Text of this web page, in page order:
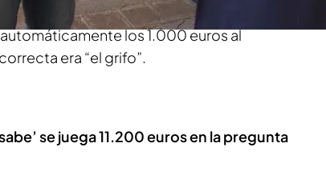
y que me va a cortar el…”.
los 1.000 euros al
era “el grifo”.
se juega 11.200 euros en la pregunta